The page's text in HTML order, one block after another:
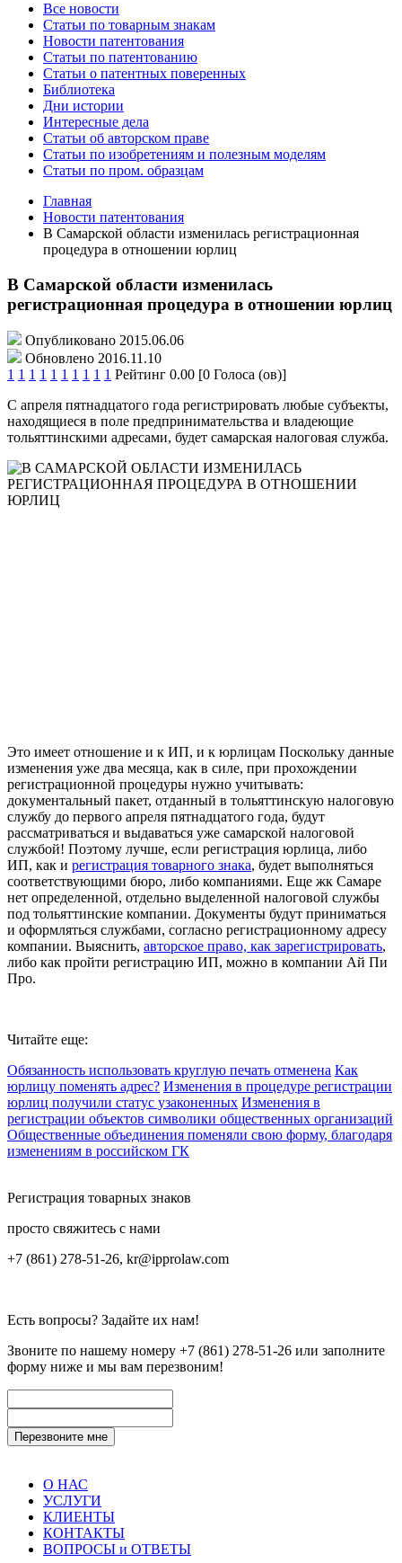
Все новости
Статьи по товарным знакам
Новости патентования
Статьи по патентованию
Статьи о патентных поверенных
Библиотека
Дни истории
Интересные дела
Статьи об авторском праве
Статьи по изобретениям и полезным моделям
Статьи по пром. образцам
Главная
Новости патентования
В Самарской области изменилась регистрационная
процедура в отношении юрлиц
В Самарской области изменилась
регистрационная процедура в отношении юрлиц
Опубликовано 2015.06.06
Обновлено 2016.11.10
1 1 1 1 1 1 1 1 1 1 Рейтинг 0.00 [0 Голоса (ов)]
С апреля пятнадцатого года регистрировать любые субъекты,
находящиеся в поле предпринимательства и владеющие
тольяттинскими адресами, будет самарская налоговая служба.
Это имеет отношение и к ИП, и к юрлицам Поскольку данные
изменения уже два месяца, как в силе, при прохождении
регистрационной процедуры нужно учитывать:
документальный пакет, отданный в тольяттинскую налоговую
службу до первого апреля пятнадцатого года, будут
рассматриваться и выдаваться уже самарской налоговой
службой! Поэтому лучше, если регистрация юрлица, либо
ИП, как и регистрация товарного знака, будет выполняться
соответствующими бюро, либо компаниями. Еще жк Самаре
нет определенной, отдельно выделенной налоговой службы
под тольяттинские компании. Документы будут приниматься
и оформляться службами, согласно регистрационному адресу
компании. Выяснить, авторское право, как зарегистрировать,
либо как пройти регистрацию ИП, можно в компании Ай Пи
Про.
Читайте еще:
Обязанность использовать круглую печать отменена Как
юрлицу поменять адрес? Изменения в процедуре регистрации
юрлиц получили статус узаконенных Изменения в
регистрации объектов символики общественных организаций
Общественные объединения поменяли свою форму, благодаря
изменениям в российском ГК
Регистрация товарных знаков
просто свяжитесь с нами
+7 (861) 278-51-26, kr@ipprolaw.com
Есть вопросы? Задайте их нам!
Звоните по нашему номеру +7 (861) 278-51-26 или заполните
форму ниже и мы вам перезвоним!
О НАС
УСЛУГИ
КЛИЕНТЫ
КОНТАКТЫ
ВОПРОСЫ и ОТВЕТЫ